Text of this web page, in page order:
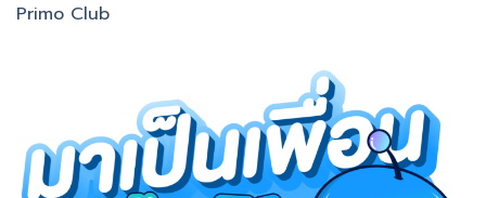
Primo Club